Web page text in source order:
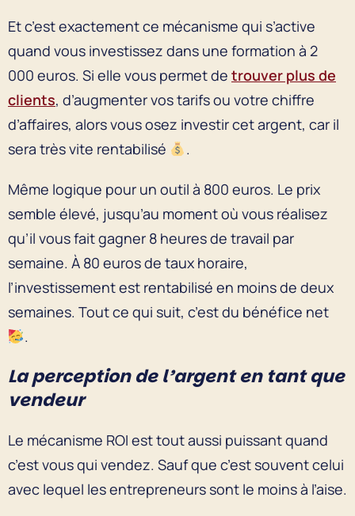
Et c’est exactement ce mécanisme qui s’active
quand vous investissez dans une formation à 2
000 euros. Si elle vous permet de trouver plus de
clients, d’augmenter vos tarifs ou votre chiffre
d’affaires, alors vous osez investir cet argent, car il
sera très vite rentabilisé
.
Même logique pour un outil à 800 euros. Le prix
semble élevé, jusqu’au moment où vous réalisez
qu’il vous fait gagner 8 heures de travail par
semaine. À 80 euros de taux horaire,
l’investissement est rentabilisé en moins de deux
semaines. Tout ce qui suit, c’est du bénéfice net
.
La perception de l’argent en tant que
vendeur
Le mécanisme ROI est tout aussi puissant quand
c’est vous qui vendez. Sauf que c’est souvent celui
avec lequel les entrepreneurs sont le moins à l’aise.